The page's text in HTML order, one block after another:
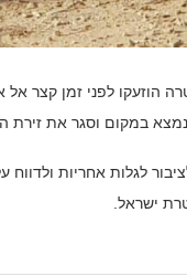
הוזעקו לפני זמן קצר
במקום וסגר את זירת
ישראל.